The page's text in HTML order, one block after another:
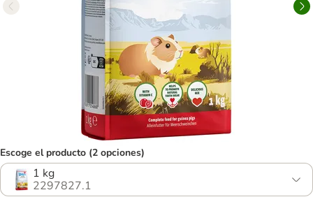
Escoge el producto (2 opciones)
1 kg
2297827.1